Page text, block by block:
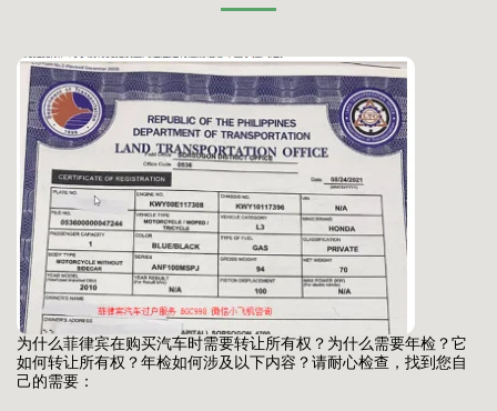
为什么菲律宾在购买汽车时需要转让所有权？为什么需要年检？它
如何转让所有权？年检如何涉及以下内容？请耐心检查，找到您自
己的需要：